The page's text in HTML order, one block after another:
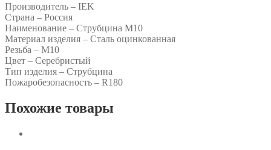
Производитель – IEK
Страна – Россия
Наименование – Струбцина М10
Материал изделия – Сталь оцинкованная
Резьба – М10
Цвет – Серебристый
Тип изделия – Струбцина
Пожаробезопасность – R180
Похожие товары